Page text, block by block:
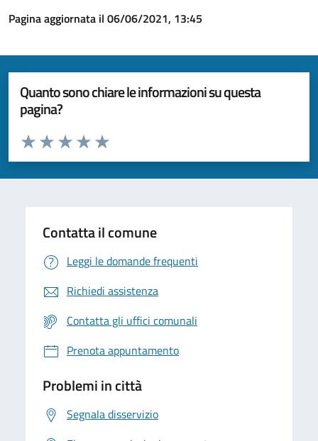
Pagina aggiornata il 06/06/2021, 13:45
Quanto sono chiare le informazioni su questa
pagina?
Valuta da 1 a 5 stelle la pagina
Valuta 5 stelle su 5
Valuta 4 stelle su 5
Valuta 3 stelle su 5
Valuta 2 stelle su 5
Valuta 1 stelle su 5
Contatta il comune
Leggi le domande frequenti
Richiedi assistenza
Contatta gli uffici comunali
Prenota appuntamento
Problemi in città
Segnala disservizio